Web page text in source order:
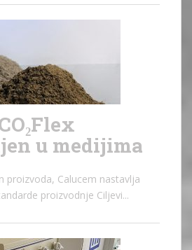
u medijima
proizvoda, Calucem nastavlja
proizvodnje Ciljevi...